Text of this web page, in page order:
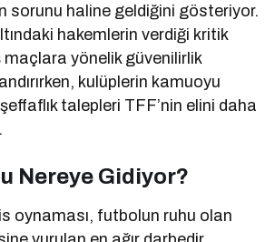
sorunu haline geldiğini gösteriyor.
hakemlerin verdiği kritik
yönelik güvenilirlik
kulüplerin kamuoyu
talepleri TFF’nin elini daha
Nereye Gidiyor?
oynaması, futbolun ruhu olan